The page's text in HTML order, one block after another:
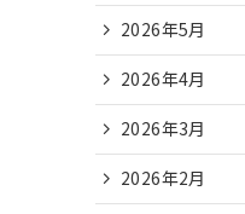
2026年5月
2026年4月
2026年3月
2026年2月